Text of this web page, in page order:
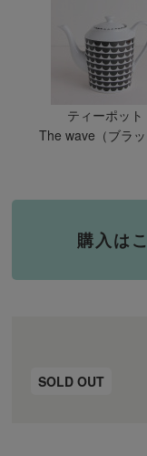
ティーポット
The wave（ブラッ
購入は
SOLD OUT